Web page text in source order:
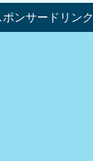
ポンサードリンク